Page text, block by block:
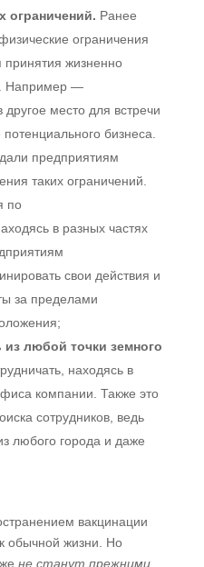
ограничений. Ранее
ограничения
принятия жизненно
Например —
другое место для встречи
бизнеса.
предприятиям
таких ограничений.
по
в разных частях
свои действия и
за пределами
любой точки земного
находясь в
компании. Также это
сотрудников, ведь
любого города и даже
вакцинации
обычной жизни. Но
не станут прежними.